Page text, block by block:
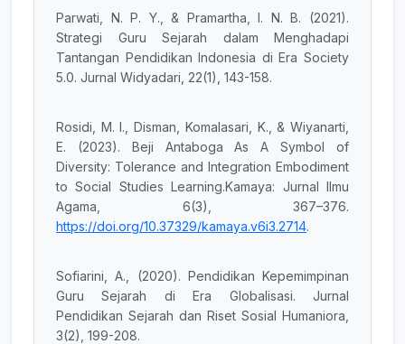
Parwati, N. P. Y., & Pramartha, I. N. B. (2021).
Strategi Guru Sejarah dalam Menghadapi
Tantangan Pendidikan Indonesia di Era Society
5.0. Jurnal Widyadari, 22(1), 143-158.
Rosidi, M. I., Disman, Komalasari, K., & Wiyanarti,
E. (2023). Beji Antaboga As A Symbol of
Diversity: Tolerance and Integration Embodiment
to Social Studies Learning.Kamaya: Jurnal Ilmu
Agama, 6(3), 367–376.
https://doi.org/10.37329/kamaya.v6i3.2714.
Sofiarini, A., (2020). Pendidikan Kepemimpinan
Guru Sejarah di Era Globalisasi. Jurnal
Pendidikan Sejarah dan Riset Sosial Humaniora,
3(2), 199-208.